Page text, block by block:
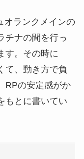
オランクメインの
チナの間を行っ
す。その時に
て、動き方で負
RPの安定感がか
もとに書いてい